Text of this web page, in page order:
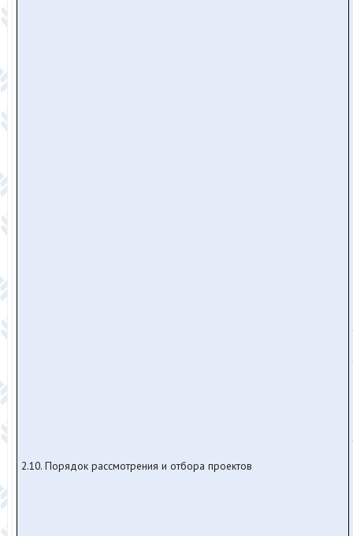
2.10. Порядок рассмотрения и отбора проектов